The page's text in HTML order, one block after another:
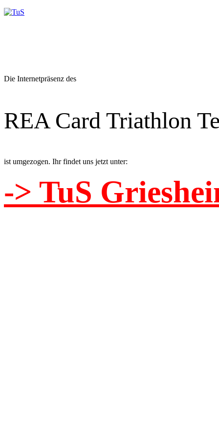
Die Internetpräsenz des
REA Card Triathlon
ist umgezogen. Ihr findet uns jetzt unter:
-> TuS